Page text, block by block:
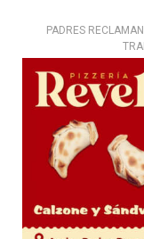
PADRES